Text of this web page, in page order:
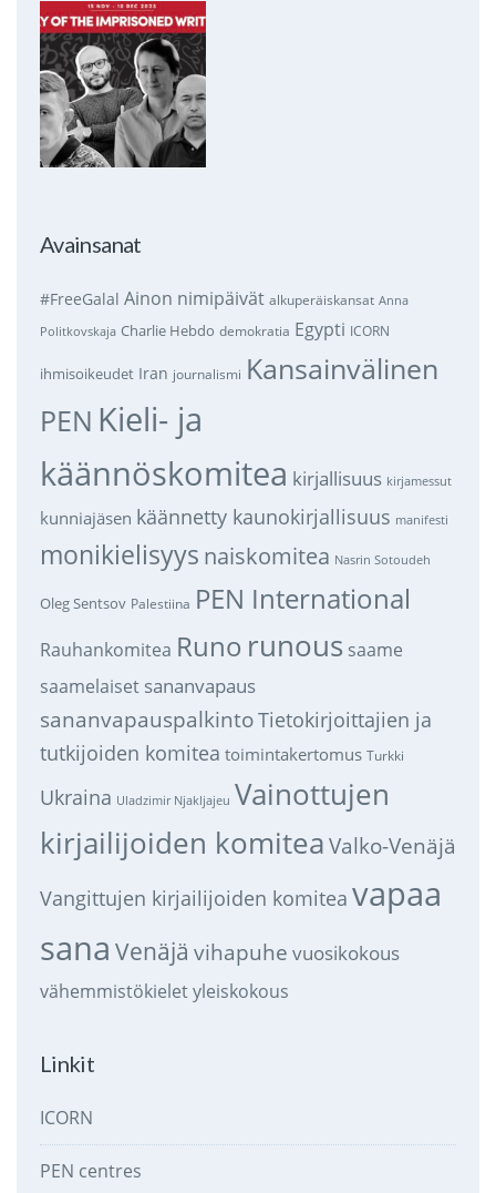
Avainsanat
#FreeGalal Ainon nimipäivät alkuperäiskansat Anna
Politkovskaja Charlie Hebdo demokratia Egypti ICORN
ihmisoikeudet Iran journalismi Kansainvälinen
PEN Kieli- ja
käännöskomitea kirjallisuus kirjamessut
kunniajäsen käännetty kaunokirjallisuus manifesti
monikielisyys naiskomitea Nasrin Sotoudeh
Oleg Sentsov Palestiina PEN International
Rauhankomitea Runo runous saame
saamelaiset sananvapaus
sananvapauspalkintoTietokirjoittajien ja
tutkijoiden komitea toimintakertomus Turkki
Ukraina Uladzimir Njakljajeu Vainottujen
kirjailijoiden komitea Valko-Venäjä
Vangittujen kirjailijoiden komitea vapaa
sana Venäjä vihapuhe vuosikokous
vähemmistökieletyleiskokous
Linkit
ICORN
PEN centres